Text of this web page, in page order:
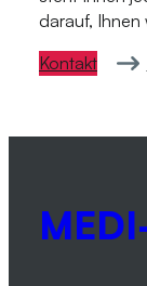
darauf, Ihnen
Kontakt